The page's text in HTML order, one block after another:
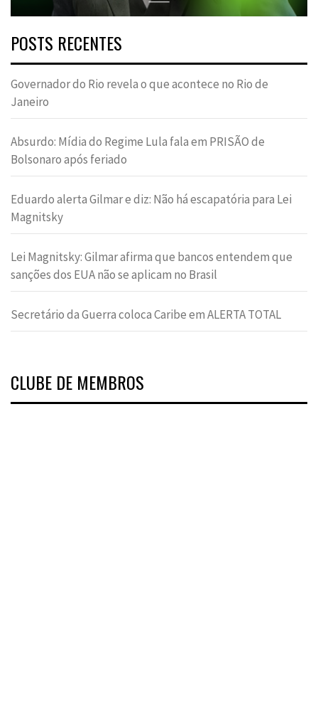
POSTS RECENTES
Governador do Rio revela o que acontece no Rio de
Janeiro
Absurdo: Mídia do Regime Lula fala em PRISÃO de
Bolsonaro após feriado
Eduardo alerta Gilmar e diz: Não há escapatória para Lei
Magnitsky
Lei Magnitsky: Gilmar afirma que bancos entendem que
sanções dos EUA não se aplicam no Brasil
Secretário da Guerra coloca Caribe em ALERTA TOTAL
CLUBE DE MEMBROS